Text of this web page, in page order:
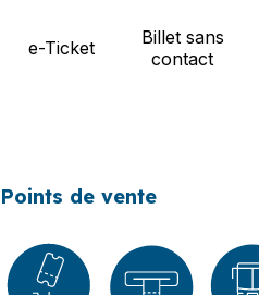
e-Ticket
Billet sans
contact
Points de vente